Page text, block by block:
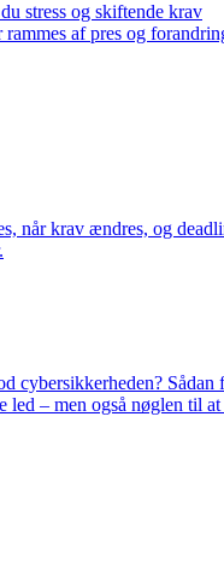
stress og skiftende krav
af pres og
når krav ændres, og
cybersikkerheden? Sådan
led – men også nøglen til